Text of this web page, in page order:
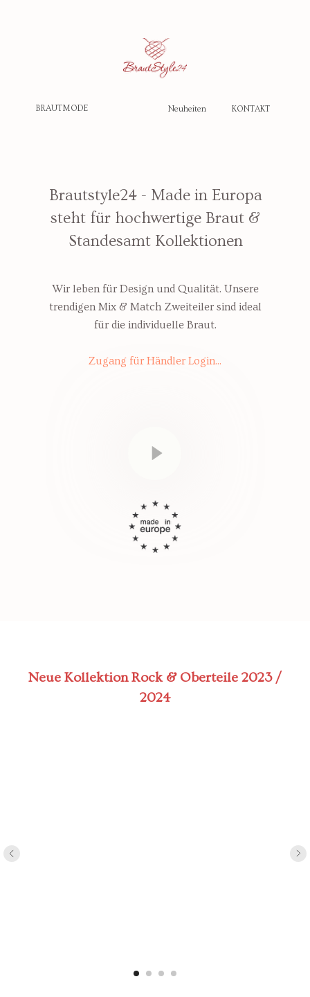
Wir leben für Design und Qualität. Unsere
trendigen Mix & Match Zweiteiler sind ideal
für die individuelle Braut.
Zugang für Händler Login...
BRAUTMODE Neuheiten
Brautstyle24 - Made in Europa
steht für hochwertige Braut &
Standesamt Kollektionen
KONTAKT
Neue Kollektion Rock & Oberteile 2023 /
2024